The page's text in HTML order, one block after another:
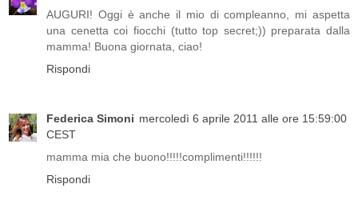
AUGURI! Oggi è anche il mio di compleanno, mi aspetta
una cenetta coi fiocchi (tutto top secret;)) preparata dalla
mamma! Buona giornata, ciao!
Rispondi
Federica Simoni mercoledì 6 aprile 2011 alle ore 15:59:00
CEST
mamma mia che buono!!!!!complimenti!!!!!!
Rispondi